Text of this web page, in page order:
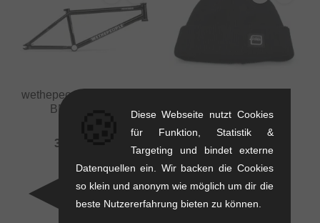
wethepeople "Pathfinder"
BMX Rahmen
386.51
Beanie Mütze
10.88
EUR
Diese Webseite nutzt Cookies
für Funktion, Statistik &
Targeting und bindet externe
Datenquellen ein. Wir backen die Cookies
so klein und anonym wie möglich um dir die
beste Nutzererfahrung bieten zu können.